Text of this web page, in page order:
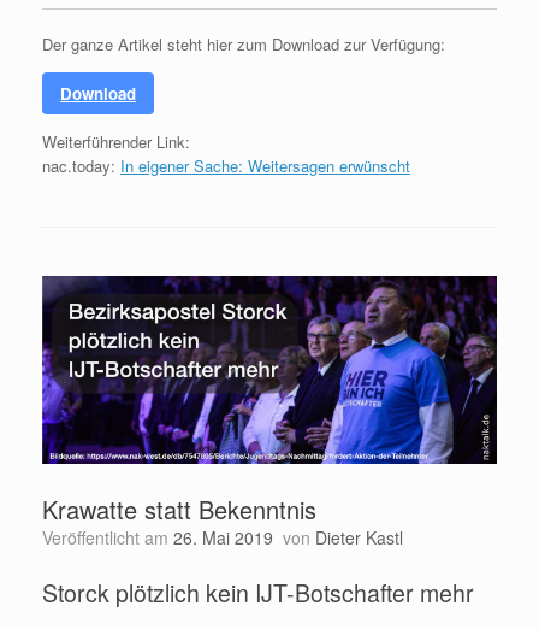
Der ganze Artikel steht hier zum Download zur Verfügung:
Download
Weiterführender Link:
nac.today: In eigener Sache: Weitersagen erwünscht
Krawatte statt Bekenntnis
Veröffentlicht am 26. Mai 2019 von Dieter Kastl
Storck plötzlich kein IJT-Botschafter mehr